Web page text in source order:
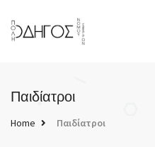
Παιδίατροι
Home Παιδίατροι